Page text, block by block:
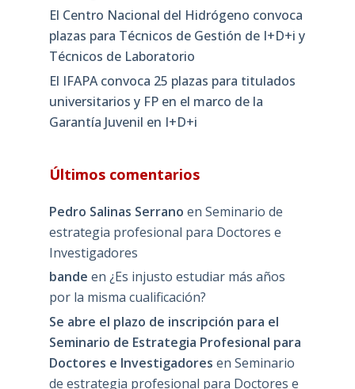
El Centro Nacional del Hidrógeno convoca
plazas para Técnicos de Gestión de I+D+i y
Técnicos de Laboratorio
El IFAPA convoca 25 plazas para titulados
universitarios y FP en el marco de la
Garantía Juvenil en I+D+i
Últimos comentarios
Pedro Salinas Serrano en Seminario de
estrategia profesional para Doctores e
Investigadores
bande en ¿Es injusto estudiar más años
por la misma cualificación?
Se abre el plazo de inscripción para el
Seminario de Estrategia Profesional para
Doctores e Investigadores en Seminario
de estrategia profesional para Doctores e